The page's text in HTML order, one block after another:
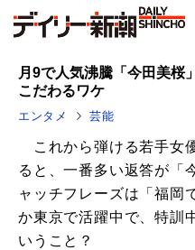
月9で人気沸騰「今田美桜
こだわるワケ
エンタメ 芸能
これから弾ける若手女
ると、一番多い返答が「
ャッチフレーズは「福岡
か東京で活躍中で、特訓
いうこと？